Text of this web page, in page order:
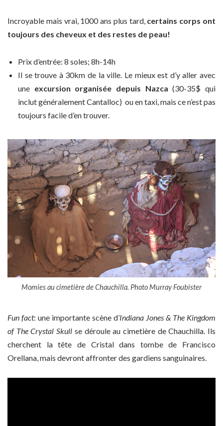
Incroyable mais vrai, 1000 ans plus tard, certains corps ont
toujours des cheveux et des restes de peau!
Prix d’entrée: 8 soles; 8h-14h
Il se trouve à 30km de la ville. Le mieux est d’y aller avec
une excursion organisée depuis Nazca (30-35$ qui
inclut généralement Cantalloc) ou en taxi, mais ce n’est pas
toujours facile d’en trouver.
Momies au cimetière de Chauchilla. Photo Murray Foubister
Fun fact: une importante scène d’Indiana Jones & The Kingdom
of The Crystal Skull se déroule au cimetière de Chauchilla. Ils
cherchent la tête de Cristal dans tombe de Francisco
Orellana, mais devront affronter des gardiens sanguinaires.